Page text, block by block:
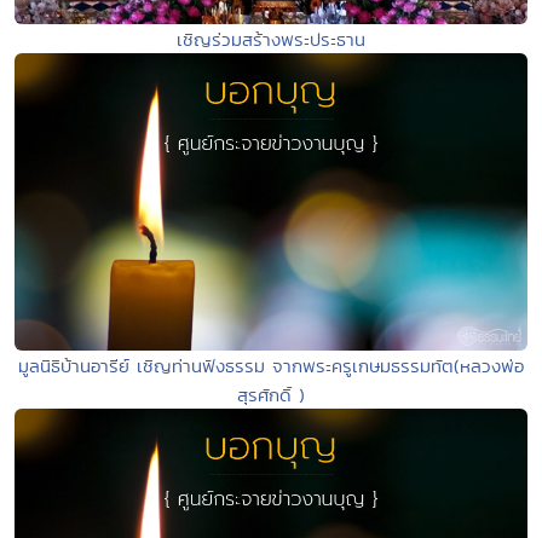
เชิญร่วมสร้างพระประธาน
มูลนิธิบ้านอารีย์ เชิญท่านฟังธรรม จากพระครูเกษมธรรมทัต(หลวงพ่อ
สุรศักดิ์ )